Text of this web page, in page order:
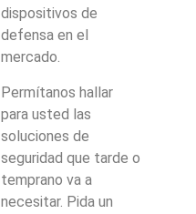
dispositivos de
defensa en el
mercado.
Permítanos hallar
para usted las
soluciones de
seguridad que tarde o
temprano va a
necesitar. Pida un